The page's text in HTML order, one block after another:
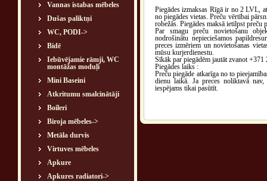
Vannas istabas mēbeles
Dušas paliktņi
WC, PODI->
Bidē
Iebūvējamie rāmji, WC
montāžas moduļi
Mini Baseini
Atkritumu smalcinātāji
Boileri
Biroja mēbeles->
Metāla durvis
Virtuves mēbeles
Apkure
Apkures radiatori->
Piegādes izmaksas Rīgā ir no 2 LVL,
no piegādes vietas. Preču vērtībai
robežās. Piegādes maksā ietilpst
Par smagu preču novietošanu
nodrošinātu nepieciešamos
preces izmēriem un novietošanas
mūsu kurjerdienestu.
Sīkāk par piegādēm jautāt zvanot
Piegādes laiks :
Preču piegāde atkarīga no to
dienu laikā. Ja preces noliktavā
iespējams tikai pasūtīt.